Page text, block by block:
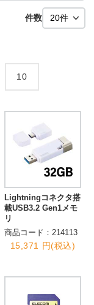
件数
10
Lightningコネクタ搭
載USB3.2 Gen1メモ
リ
商品コード：214113
15,371 円(税込)